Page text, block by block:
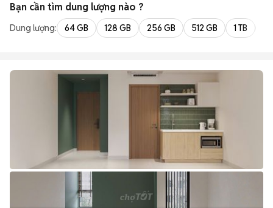
Bạn cần tìm dung lượng nào ?
Dung lượng: 64 GB 128 GB 256 GB 512 GB 1 TB